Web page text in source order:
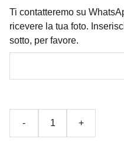
Ti contatteremo su
ricevere la tua foto.
sotto, per favore.
- +